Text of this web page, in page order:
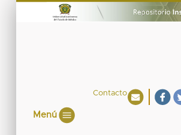
Contacto
Menú